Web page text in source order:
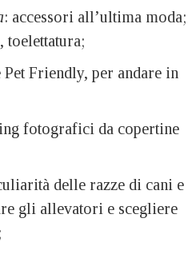
: accessori all’ultima moda;
toelettatura;
Friendly, per andare in
fotografici da copertine
delle razze di cani e
gli allevatori e scegliere